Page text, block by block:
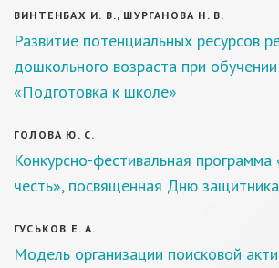
ВИНТЕНБАХ И. В., ШУРГАНОВА Н. В.
Развитие потенциальных ресурсов
дошкольного возраста при
«Подготовка к школе»
ГОЛОВА Ю. С.
Конкурсно-фестивальная
честь», посвященная Дню
ГУСЬКОВ Е. А.
Модель организации поисковой